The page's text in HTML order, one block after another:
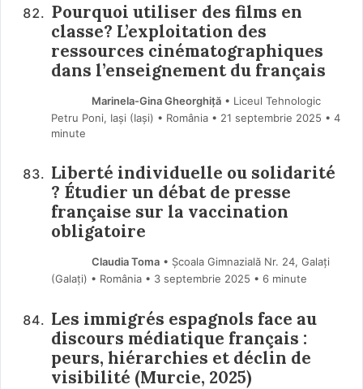
Pourquoi utiliser des films en
classe? L’exploitation des
ressources cinématographiques
dans l’enseignement du français
Marinela-Gina Gheorghiță• Liceul Tehnologic
Petru Poni, Iași (Iaşi) • România
21 septembrie 2025 • 4
minute
Liberté individuelle ou solidarité
? Étudier un débat de presse
française sur la vaccination
obligatoire
Claudia Toma• Școala Gimnazială Nr. 24, Galați
(Galaţi) • România
3 septembrie 2025 • 6 minute
Les immigrés espagnols face au
discours médiatique français :
peurs, hiérarchies et déclin de
visibilité (Murcie, 2025)